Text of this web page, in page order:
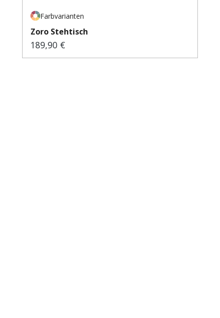
Farbvarianten
Zoro Stehtisch
Regulärer Preis:
189,90 €